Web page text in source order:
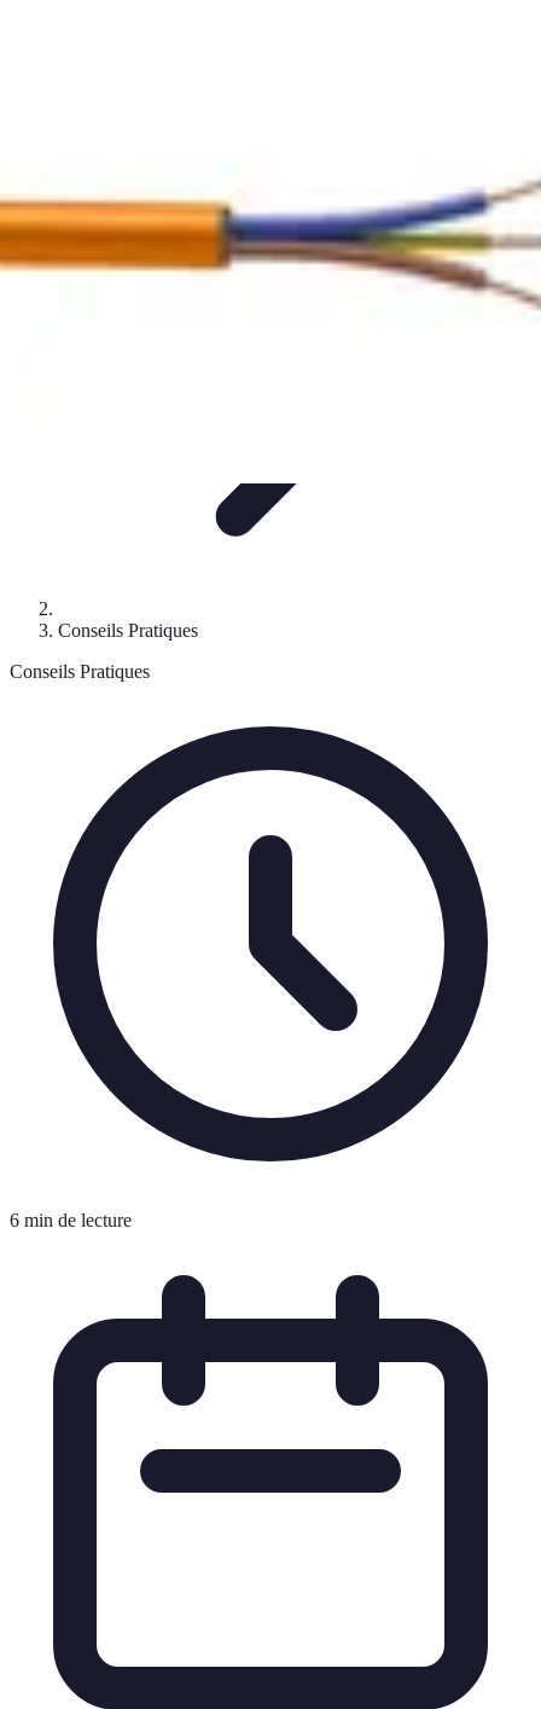
Conseils Pratiques
Conseils Pratiques
6 min de lecture